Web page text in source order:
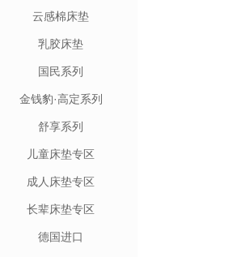
云感棉床垫
乳胶床垫
国民系列
金钱豹·高定系列
舒享系列
儿童床垫专区
成人床垫专区
长辈床垫专区
德国进口